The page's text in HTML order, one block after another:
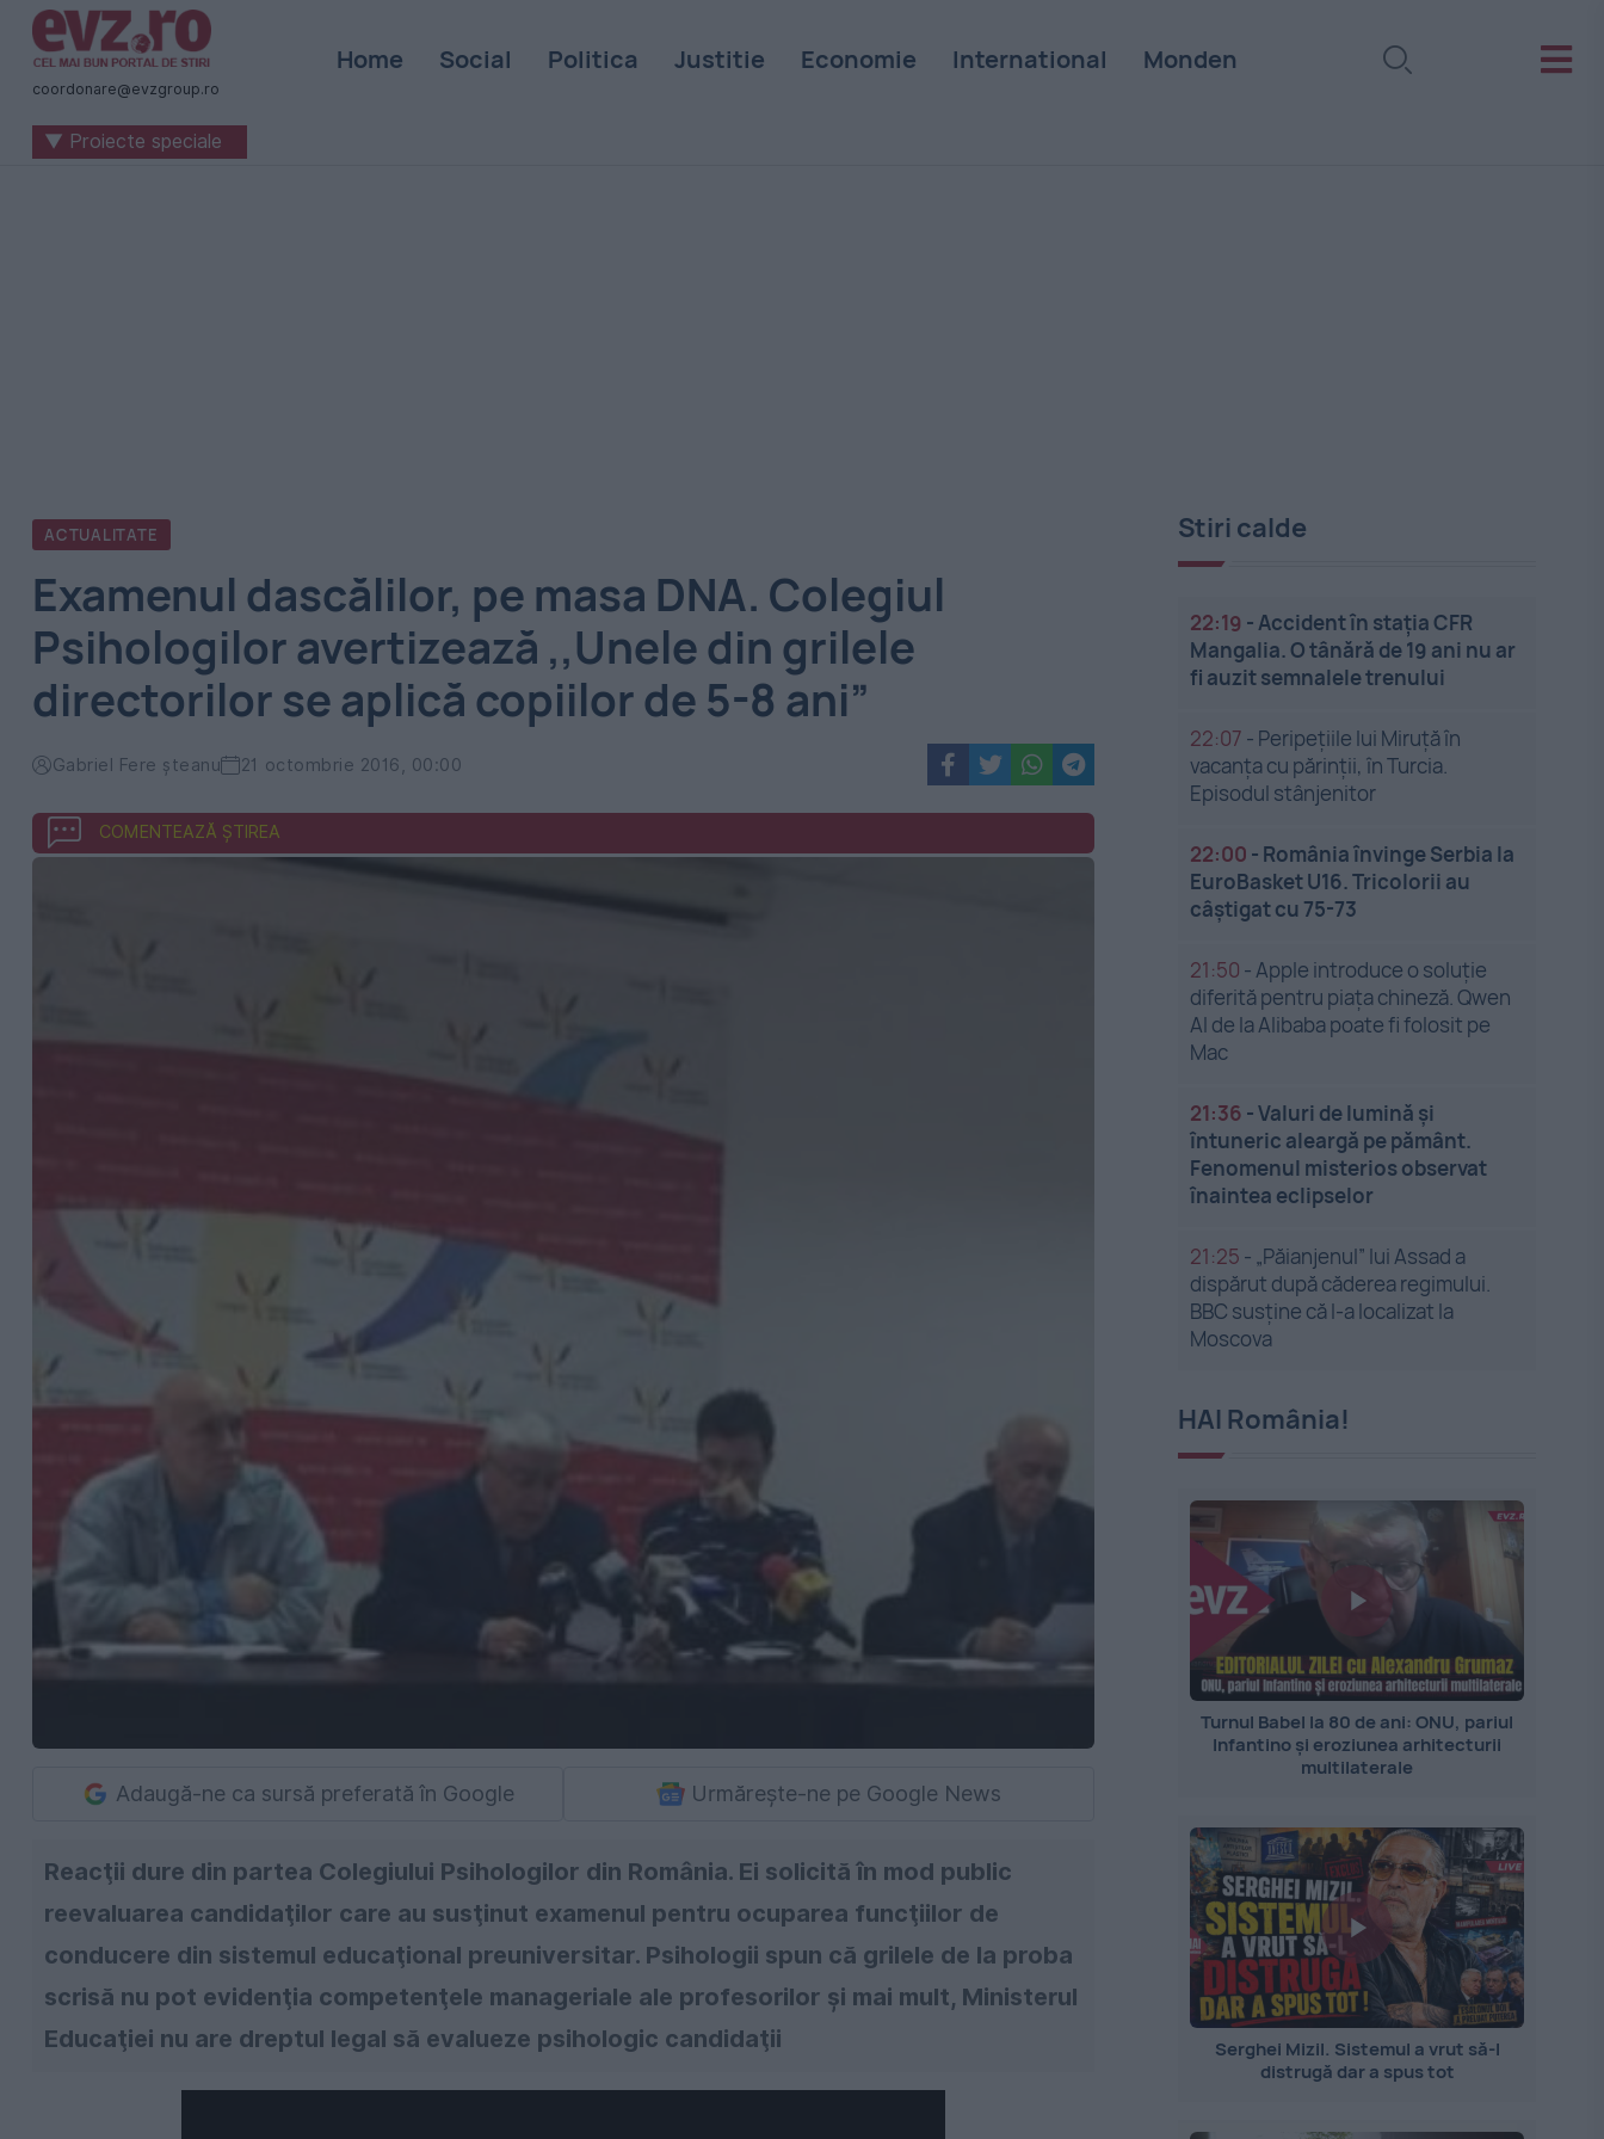
Știri
naționale
internaționale
coordonare@evzgroup.ro
Home Social Politica Justitie Economie International Monden
▼ Proiecte speciale
ACTUALITATE
Examenul dascălilor, pe masa DNA. Colegiul
Psihologilor avertizează ,,Unele din grilele
directorilor se aplică copiilor de 5-8 ani”
Gabriel Fere șteanu 21 octombrie 2016, 00:00
COMENTEAZĂ ȘTIREA
Adaugă-ne ca sursă preferată în Google Urmărește-ne pe Google News
Reacţii dure din partea Colegiului Psihologilor din România. Ei solicită în mod public
reevaluarea candidaţilor care au susţinut examenul pentru ocuparea funcţiilor de
conducere din sistemul educaţional preuniversitar. Psihologii spun că grilele de la proba
scrisă nu pot evidenţia competenţele manageriale ale profesorilor şi mai mult, Ministerul
Educaţiei nu are dreptul legal să evalueze psihologic candidaţii
Stiri calde
22:19 -Accident în stația CFR
Mangalia. O tânără de 19 ani nu ar
fi auzit semnalele trenului
22:07 - Peripețiile lui Miruță în
vacanța cu părinții, în Turcia.
Episodul stânjenitor
22:00 - România învinge Serbia la
EuroBasket U16. Tricolorii au
câștigat cu 75-73
21:50 -Apple introduce o soluție
diferită pentru piața chineză. Qwen
AI de la Alibaba poate fi folosit pe
Mac
21:36 -Valuri de lumină și
întuneric aleargă pe pământ.
Fenomenul misterios observat
înaintea eclipselor
21:25 - „Păianjenul” lui Assad a
dispărut după căderea regimului.
BBC susține că l-a localizat la
Moscova
HAI România!
Turnul Babel la 80 de ani: ONU, pariul
Infantino și eroziunea arhitecturii
multilaterale
Serghei Mizil. Sistemul a vrut să-l
distrugă dar a spus tot